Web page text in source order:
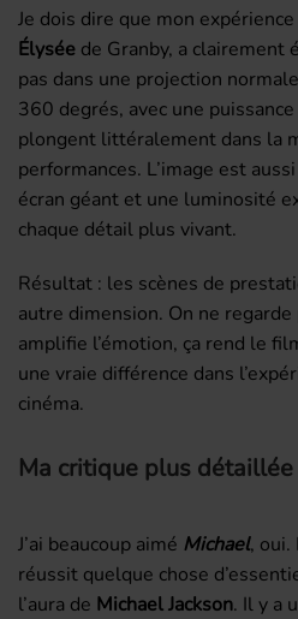
Je dois dire que mon
Élysée de Granby, a
pas dans une projection
360 degrés, avec une
plongent littéralement dans la
performances. L’image est
écran géant et une luminosité
chaque détail plus vivant.
Résultat : les scènes de
autre dimension. On ne regarde
amplifie l’émotion, ça rend le
une vraie différence dans
cinéma.
Ma critique plus détaillée
J’ai beaucoup aimé Michael, oui.
réussit quelque chose
l’aura de Michael Jackson. Il y a